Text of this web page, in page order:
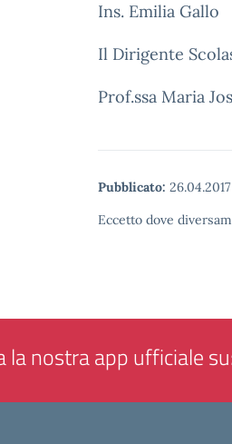
Ins. Emilia Gallo
Il Dirigente
Prof.ssa Maria
Pubblicato: 26.04.2017
Eccetto dove
la nostra app ufficiale